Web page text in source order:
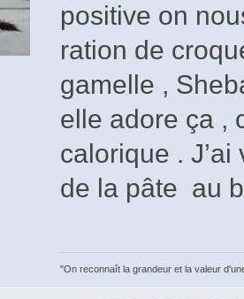
positive on
ration de
gamelle ,
elle adore ça ,
calorique .
de la pâte au
"On reconnaît la grandeur et la valeur